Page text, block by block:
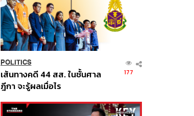
POLITICS
เส้นทางคดี 44 สส. ในชั้นศาล
ฎีกา จะรู้ผลเมื่อไร
177